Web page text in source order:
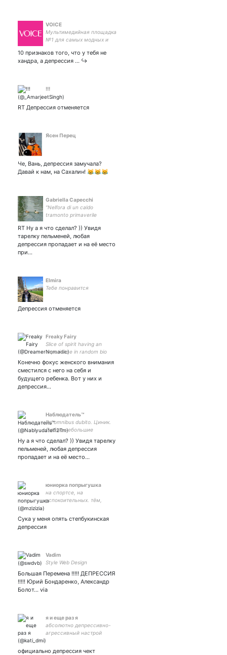
VOICE
Мультимедийная площадка
№1 для самых модных и
10 признаков того, что у тебя не
хандра, а депрессия ... ↪
!!!
RT Депрессия отменяется
Ясен Перец
Че, Вань, депрессия замучала?
Давай к нам, на Сахалин! 😹😹😹
Gabriella Capecchi
“Nell’ora di un caldo
tramonto primaverile
Patriaršie due cittadini.”
RT Ну а я что сделал? )) Увидя
тарелку пельменей, любая
депрессия пропадает и на её место
при…
Elmira
Тебе понравится
Депрессия отменяется
Freaky Fairy
Slice of spirit having an
experience in random bio
Nomadic dancer, yogini -
tantrika & the bitch. Designer
at
Конечно фокус женского внимания
сместился с него на себя и
будущего ребенка. Вот у них и
депрессия...
Наблюдатель™
De omnibus dubito. Циник.
Люблю небольшие
провокации, так что не
сильно верьте) Основной
аккаунт:
Ну а я что сделал? )) Увидя тарелку
пельменей, любая депрессия
пропадает и на её место…
юниорка попрыгушка
на спортсе, на
успокоительных. тём,
Сука у меня опять степбукинская
депрессия
Vadim
Style Web Design
Большая Перемена !!!!! ДЕПРЕССИЯ
!!!!! Юрий Бондаренко, Александр
Болот... via
я и еще раз я
абсолютно депрессивно-
агрессивный настрой
официально депрессия чект